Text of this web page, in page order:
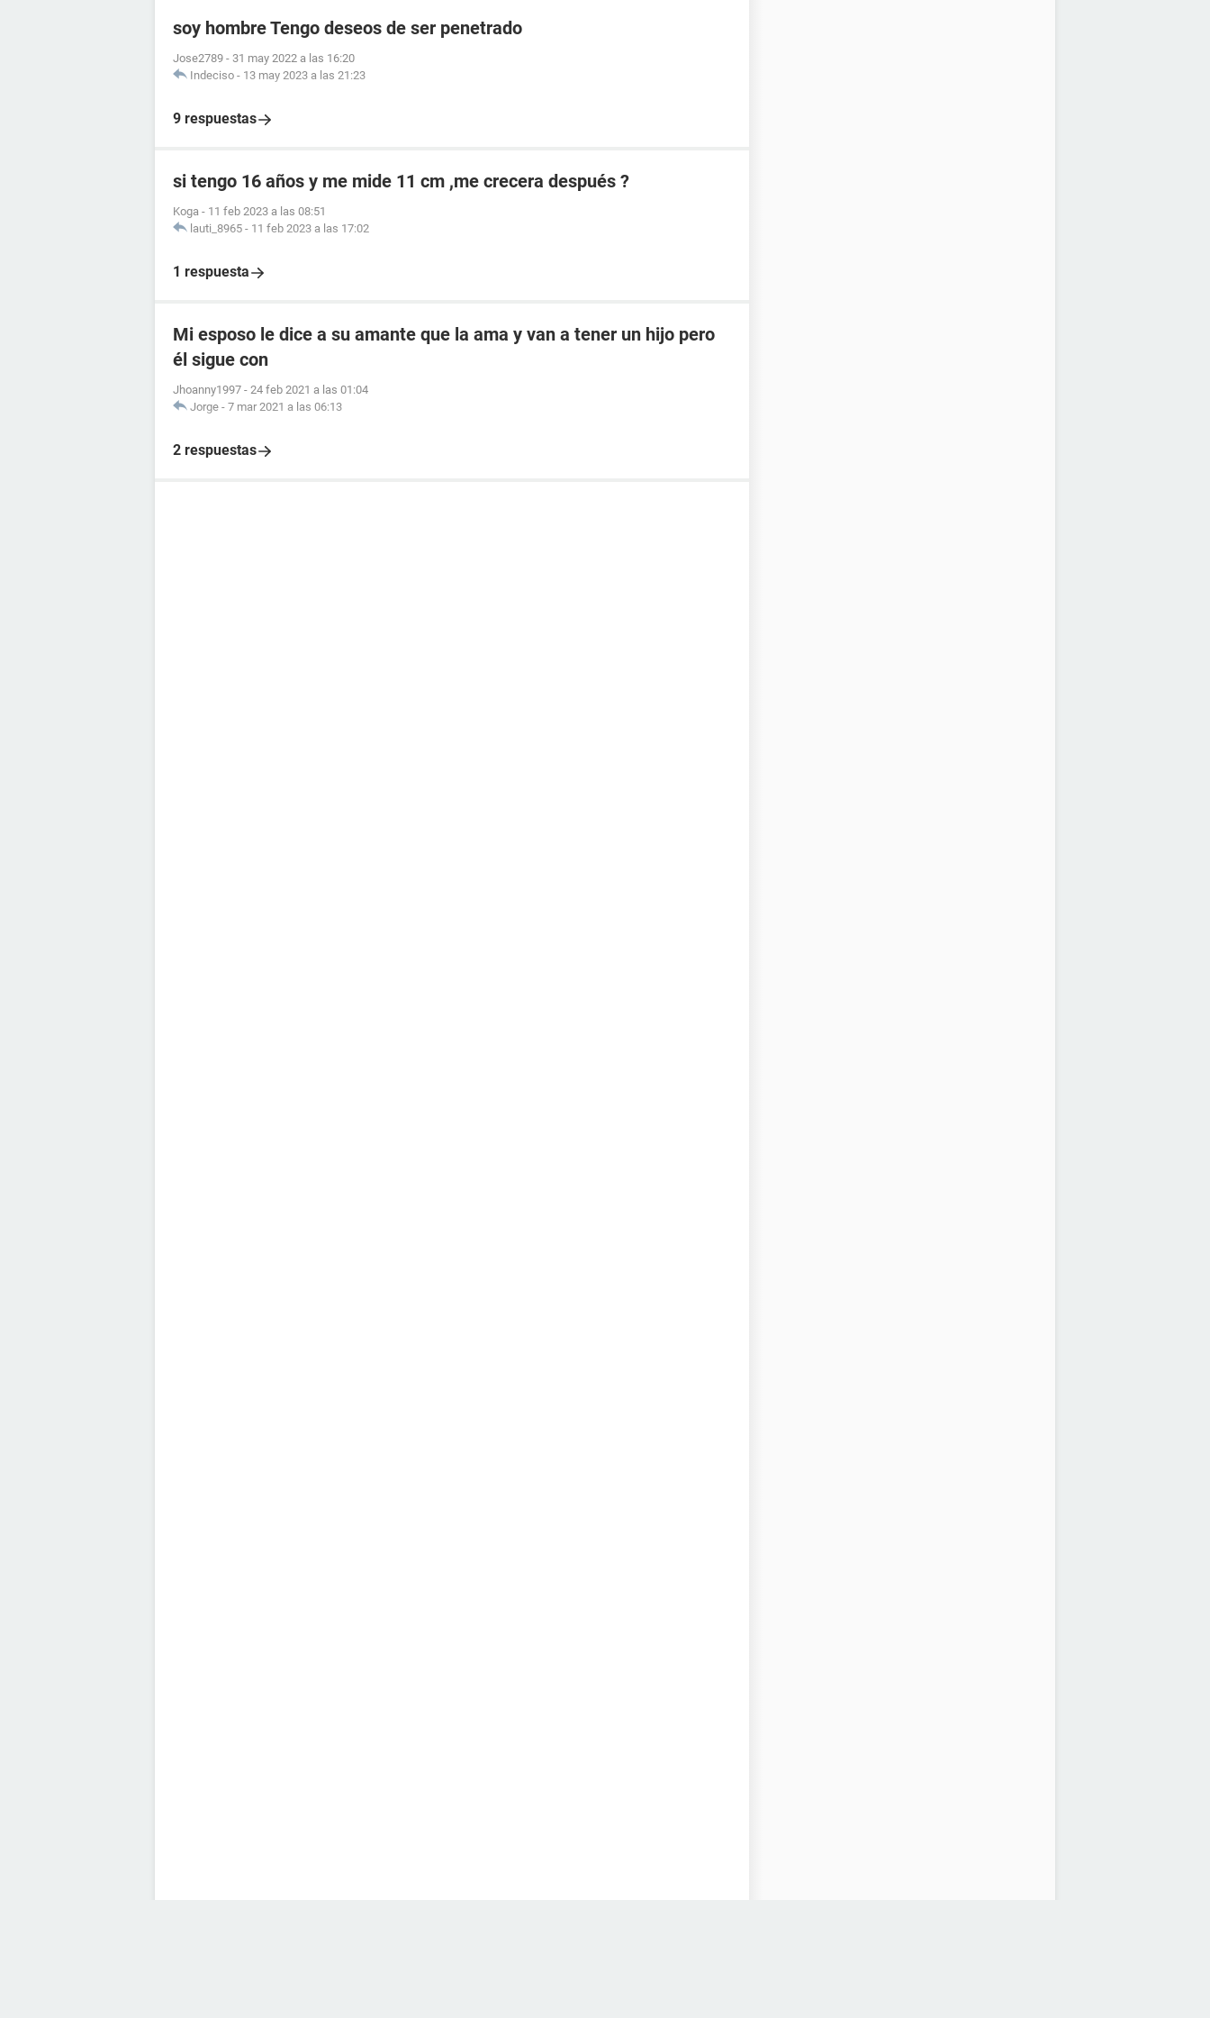
soy hombre Tengo deseos de ser penetrado
Jose2789 - 31 may 2022 a las 16:20
Indeciso - 13 may 2023 a las 21:23
9 respuestas
si tengo 16 años y me mide 11 cm ,me crecera después ?
Koga - 11 feb 2023 a las 08:51
lauti_8965 - 11 feb 2023 a las 17:02
1 respuesta
Mi esposo le dice a su amante que la ama y van a tener un hijo pero
él sigue con
Jhoanny1997 - 24 feb 2021 a las 01:04
Jorge - 7 mar 2021 a las 06:13
2 respuestas